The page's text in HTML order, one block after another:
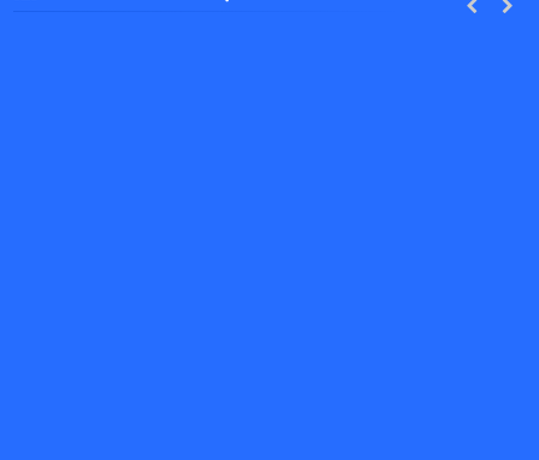
PREVIOUS
NEXT